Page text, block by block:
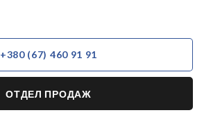
+380 (67) 460 91 91
ОТДЕЛ ПРОДАЖ